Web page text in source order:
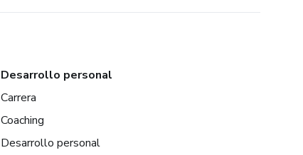
Desarrollo personal
Carrera
Coaching
Desarrollo personal